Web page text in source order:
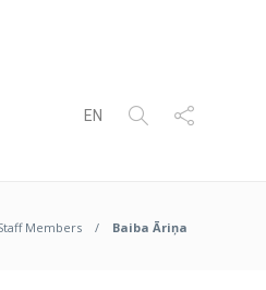
EN
Members Baiba Āriņa